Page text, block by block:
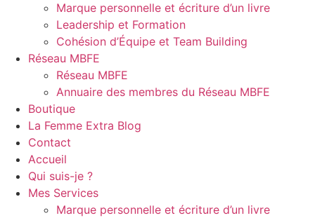
Marque personnelle et écriture d’un livre
Leadership et Formation
Cohésion d’Équipe et Team Building
Réseau MBFE
Réseau MBFE
Annuaire des membres du Réseau MBFE
Boutique
La Femme Extra Blog
Contact
Accueil
Qui suis-je ?
Mes Services
Marque personnelle et écriture d’un livre